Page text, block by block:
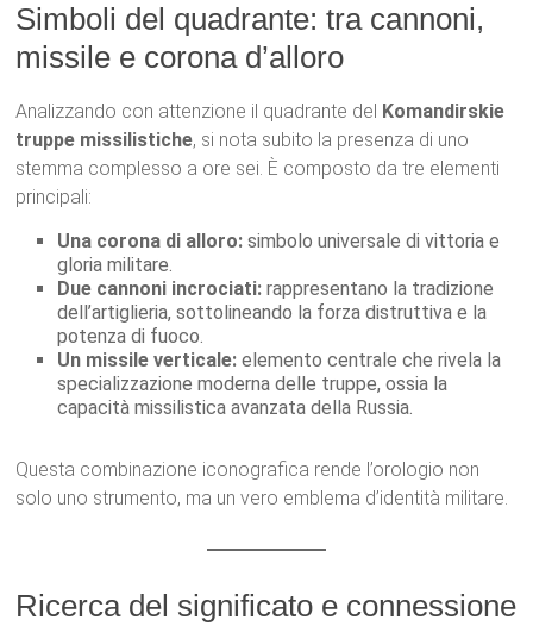
Simboli del quadrante: tra cannoni,
missile e corona d’alloro
Analizzando con attenzione il quadrante del Komandirskie
truppe missilistiche, si nota subito la presenza di uno
stemma complesso a ore sei. È composto da tre elementi
principali:
Una corona di alloro: simbolo universale di vittoria e
gloria militare.
Due cannoni incrociati: rappresentano la tradizione
dell’artiglieria, sottolineando la forza distruttiva e la
potenza di fuoco.
Un missile verticale: elemento centrale che rivela la
specializzazione moderna delle truppe, ossia la
capacità missilistica avanzata della Russia.
Questa combinazione iconografica rende l’orologio non
solo uno strumento, ma un vero emblema d’identità militare.
Ricerca del significato e connessione